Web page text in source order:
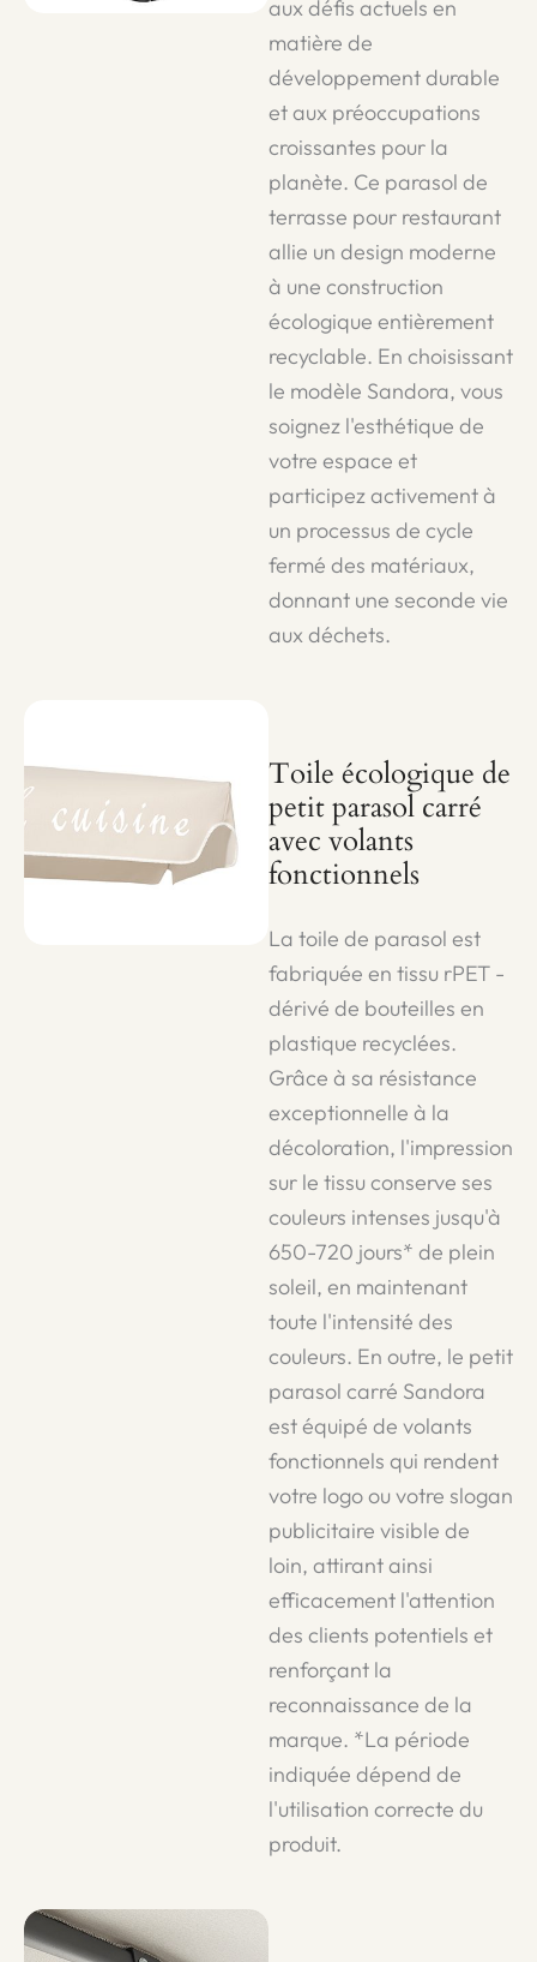
aux défis actuels en
matière de
développement durable
et aux préoccupations
croissantes pour la
planète. Ce parasol de
terrasse pour restaurant
allie un design moderne
à une construction
écologique entièrement
recyclable. En choisissant
le modèle Sandora, vous
soignez l'esthétique de
votre espace et
participez activement à
un processus de cycle
fermé des matériaux,
donnant une seconde vie
aux déchets.
Toile écologique de
petit parasol carré
avec volants
fonctionnels
La toile de parasol est
fabriquée en tissu rPET -
dérivé de bouteilles en
plastique recyclées.
Grâce à sa résistance
exceptionnelle à la
décoloration, l'impression
sur le tissu conserve ses
couleurs intenses jusqu'à
650-720 jours* de plein
soleil, en maintenant
toute l'intensité des
couleurs. En outre, le petit
parasol carré Sandora
est équipé de volants
fonctionnels qui rendent
votre logo ou votre slogan
publicitaire visible de
loin, attirant ainsi
efficacement l'attention
des clients potentiels et
renforçant la
reconnaissance de la
marque. *La période
indiquée dépend de
l'utilisation correcte du
produit.